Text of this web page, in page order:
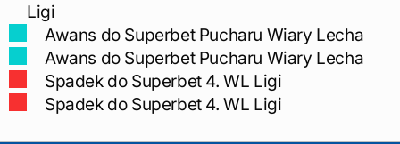
Ligi
Awans do Superbet Pucharu Wiary Lecha
Awans do Superbet Pucharu Wiary Lecha
Spadek do Superbet 4. WL Ligi
Spadek do Superbet 4. WL Ligi